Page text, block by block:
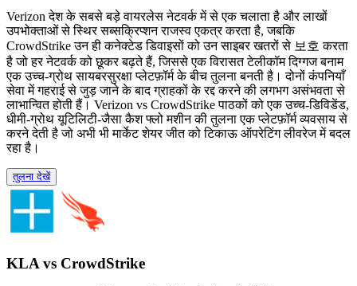
Verizon देश के सबसे बड़े वायरलेस नेटवर्क में से एक चलाता है और लाखों
उपभोक्ताओं से स्थिर सब्सक्रिप्शन राजस्व एकत्र करता है, जबकि
CrowdStrike उन ही कनेक्टेड डिवाइसों को उन साइबर खतरों से 보호 करता
है जो हर नेटवर्क को छूकर बढ़ते हैं, जिससे एक विरासत टेलीकॉम दिग्गज बनाम
एक उच्च-ग्रोथ सायबरसुरक्षा प्लेटफ़ॉर्म के बीच तुलना बनती है। दोनों कंपनियाँ
सेवा में गहराई से जुड़ जाने के बाद ग्राहकों के रद्द करने की लगभग असंभवता से
लाभान्वित होती हैं। Verizon vs CrowdStrike पाठकों को एक उच्च-डिविडेंड,
धीमी-ग्रोथ यूटिलिटी-जैसा कैश फ्लो मशीन की तुलना एक प्लेटफ़ॉर्म व्यवसाय से
करने देती है जो अभी भी मार्केट शेयर जीत को टिकाऊ ऑपरेटिंग लीवरेज में बदल
रहा है।
तुलना देखें
KLA vs CrowdStrike